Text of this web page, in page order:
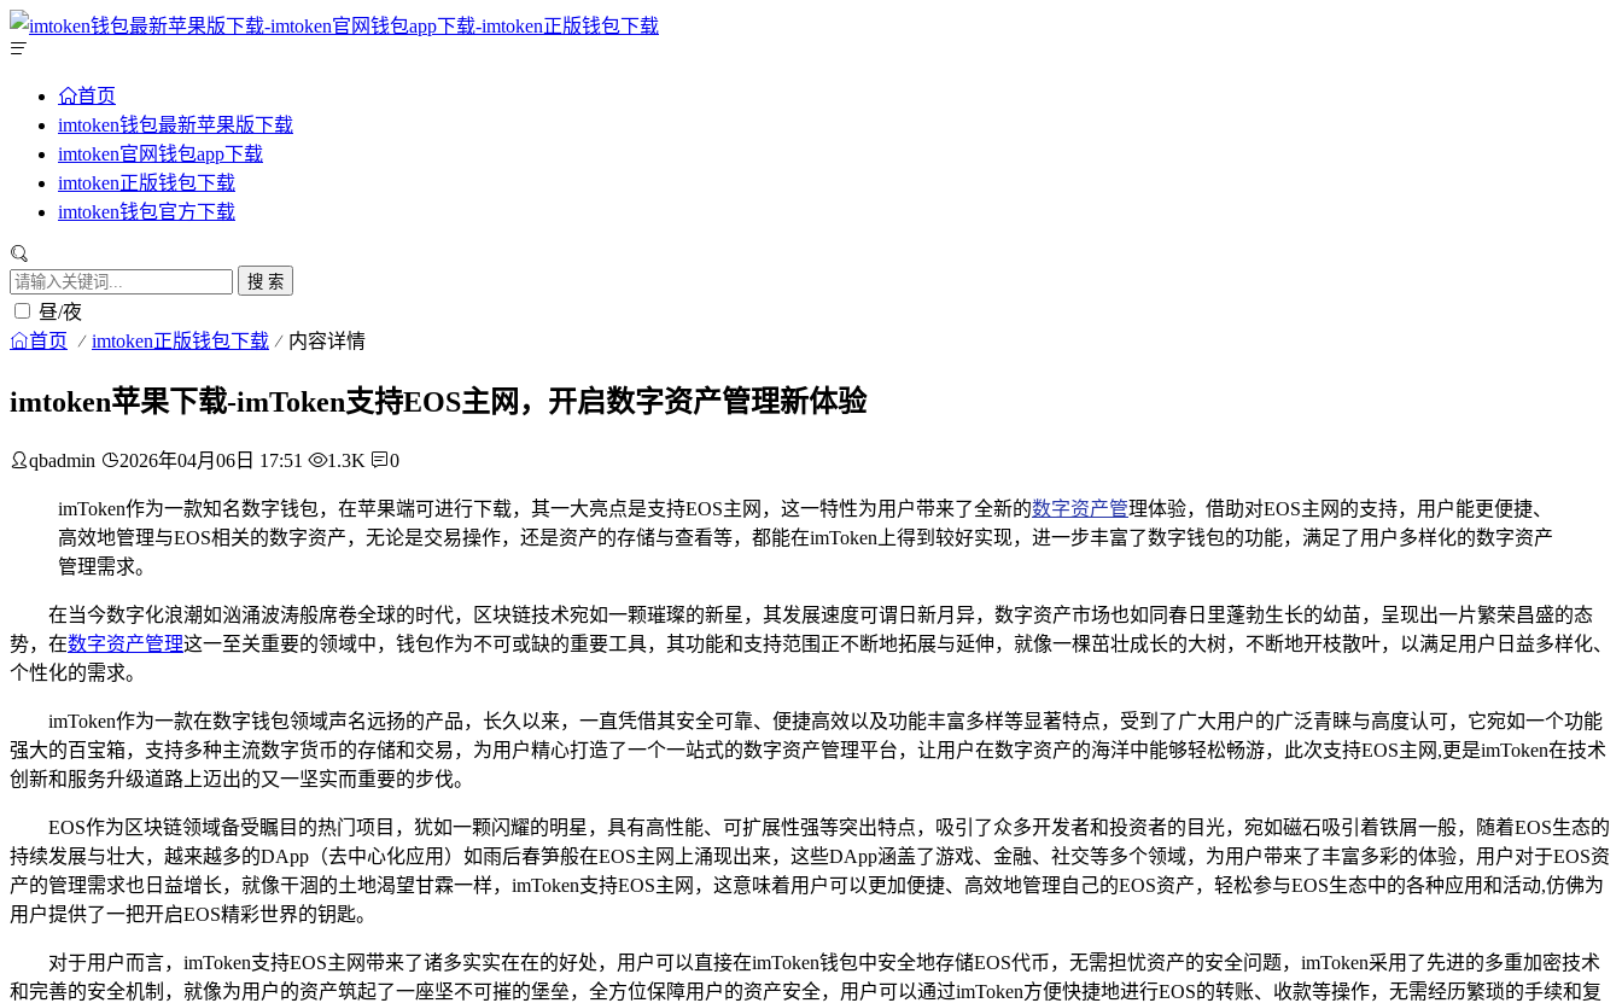
首页
imtoken钱包最新苹果版下载
imtoken官网钱包app下载
imtoken正版钱包下载
imtoken钱包官方下载
搜 索
昼/夜
首页 imtoken正版钱包下载 内容详情
imtoken苹果下载-imToken支持EOS主网，开启数字资产管理新体验
qbadmin 2026年04月06日 17:51 1.3K 0
imToken作为一款知名数字钱包，在苹果端可进行下载，其一大亮点是支持EOS主网，这一特性为用户带来了全新的数字资产管理体验，借助对EOS主网的支持，用户能更便捷、
高效地管理与EOS相关的数字资产，无论是交易操作，还是资产的存储与查看等，都能在imToken上得到较好实现，进一步丰富了数字钱包的功能，满足了用户多样化的数字资产
管理需求。
在当今数字化浪潮如汹涌波涛般席卷全球的时代，区块链技术宛如一颗璀璨的新星，其发展速度可谓日新月异，数字资产市场也如同春日里蓬勃生长的幼苗，呈现出一片繁荣昌盛的态
势，在数字资产管理这一至关重要的领域中，钱包作为不可或缺的重要工具，其功能和支持范围正不断地拓展与延伸，就像一棵茁壮成长的大树，不断地开枝散叶，以满足用户日益多样化、
个性化的需求。
imToken作为一款在数字钱包领域声名远扬的产品，长久以来，一直凭借其安全可靠、便捷高效以及功能丰富多样等显著特点，受到了广大用户的广泛青睐与高度认可，它宛如一个功能
强大的百宝箱，支持多种主流数字货币的存储和交易，为用户精心打造了一个一站式的数字资产管理平台，让用户在数字资产的海洋中能够轻松畅游，此次支持EOS主网,更是imToken在技术
创新和服务升级道路上迈出的又一坚实而重要的步伐。
EOS作为区块链领域备受瞩目的热门项目，犹如一颗闪耀的明星，具有高性能、可扩展性强等突出特点，吸引了众多开发者和投资者的目光，宛如磁石吸引着铁屑一般，随着EOS生态的
持续发展与壮大，越来越多的DApp（去中心化应用）如雨后春笋般在EOS主网上涌现出来，这些DApp涵盖了游戏、金融、社交等多个领域，为用户带来了丰富多彩的体验，用户对于EOS资
产的管理需求也日益增长，就像干涸的土地渴望甘霖一样，imToken支持EOS主网，这意味着用户可以更加便捷、高效地管理自己的EOS资产，轻松参与EOS生态中的各种应用和活动,仿佛为
用户提供了一把开启EOS精彩世界的钥匙。
对于用户而言，imToken支持EOS主网带来了诸多实实在在的好处，用户可以直接在imToken钱包中安全地存储EOS代币，无需担忧资产的安全问题，imToken采用了先进的多重加密技术
和完善的安全机制，就像为用户的资产筑起了一座坚不可摧的堡垒，全方位保障用户的资产安全，用户可以通过imToken方便快捷地进行EOS的转账、收款等操作，无需经历繁琐的手续和复